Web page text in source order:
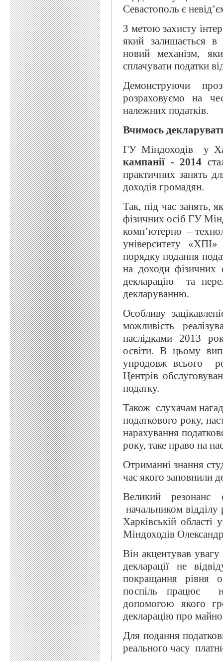
Севастополь є
З метою захисту
який залишається в
новий механізм,
сплачувати податки
Демонструючи
розраховуємо на
належних податків.
Вчимось
ГУ Міндоходів у
кампанії - 2014
практичних занять
доходів громадян.
Так, під час занять,
фізичних осіб ГУ
комп’ютерно –
університету
порядку подання
на доходи фізичних
декларацію та
декларуванню.
Особливу
можливість
наслідками 2013
освіти. В цьому
упродовж всього
Центрів
податку.
Також слухачам
податкового року,
нарахування
року, таке право на
Отриманні знання
час якого заповнили
Великий резонанс
начальником
Харківській області
Міндоходів
Він акцентував
декларації не
покращання рівня
поспіль працює
допомогою якого
декларацію про
Для подання
реального часу